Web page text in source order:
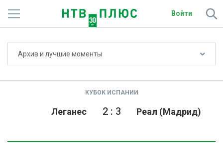
Войти
Архив и лучшие моменты
КУБОК ИСПАНИИ
Леганес Реал (Мадрид)
2: 3